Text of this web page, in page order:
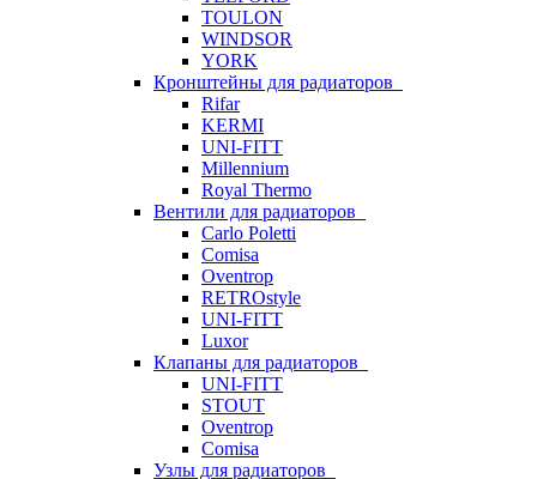
TOULON
WINDSOR
YORK
Кронштейны для радиаторов
Rifar
KERMI
UNI-FITT
Millennium
Royal Thermo
Вентили для радиаторов
Carlo Poletti
Comisa
Oventrop
RETROstyle
UNI-FITT
Luxor
Клапаны для радиаторов
UNI-FITT
STOUT
Oventrop
Comisa
Узлы для радиаторов